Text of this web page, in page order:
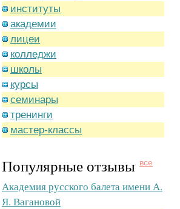
институты
академии
лицеи
колледжи
школы
курсы
семинары
тренинги
мастер-классы
Популярные отзывы все
Академия русского балета имени А.
Я. Вагановой